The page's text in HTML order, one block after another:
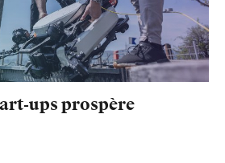
ups prospère